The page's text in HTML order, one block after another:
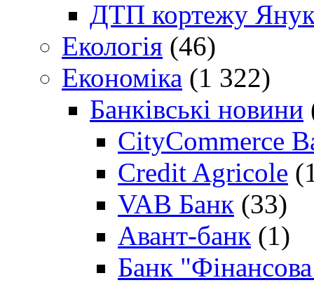
ДТП кортежу
Екологія (46)
Економіка (1 322)
Банківські новини
CityCommerce
Credit Agricole
VAB Банк (33)
Авант-банк (1)
Банк "Фінансова